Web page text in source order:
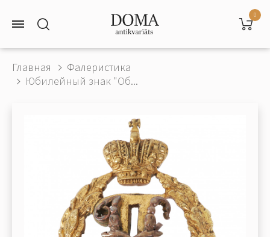
0
Главная
Фалеристика
Юбилейный знак "Об...